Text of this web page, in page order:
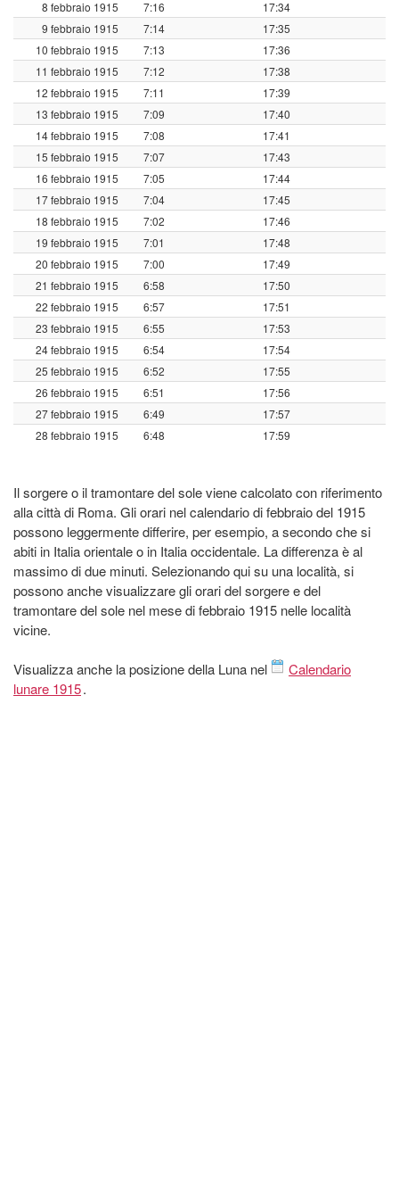
8 febbraio 1915 7:16
17:34
9 febbraio 1915
7:14
17:35
10 febbraio 1915
7:13
17:36
11 febbraio 1915
7:12
17:38
12 febbraio 1915
7:11
17:39
13 febbraio 1915
7:09
17:40
14 febbraio 1915
7:08
17:41
15 febbraio 1915
7:07
17:43
16 febbraio 1915
7:05
17:44
17 febbraio 1915
7:04
17:45
18 febbraio 1915
7:02
17:46
19 febbraio 1915
7:01
17:48
20 febbraio 1915
7:00
17:49
21 febbraio 1915
6:58
17:50
22 febbraio 1915
6:57
17:51
23 febbraio 1915
6:55
17:53
24 febbraio 1915
6:54
17:54
25 febbraio 1915
6:52
17:55
26 febbraio 1915
6:51
17:56
27 febbraio 1915
6:49
17:57
28 febbraio 1915
6:48 17:59
Il sorgere o il tramontare del sole viene calcolato con riferimento
alla città di Roma. Gli orari nel calendario di febbraio del 1915
possono leggermente differire, per esempio, a secondo che si
abiti in Italia orientale o in Italia occidentale. La differenza è al
massimo di due minuti. Selezionando qui su una località, si
possono anche visualizzare gli orari del sorgere e del
tramontare del sole nel mese di febbraio 1915 nelle località
vicine.
Visualizza anche la posizione della Luna nel
Calendario
lunare 1915.